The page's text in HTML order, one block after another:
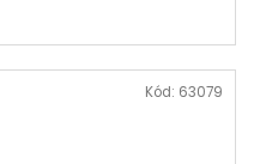
Kód: 63079